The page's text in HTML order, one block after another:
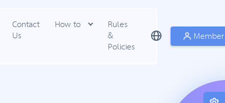
Contact
Us
How to Rules
&
Policies
Member